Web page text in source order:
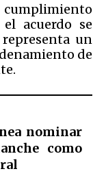
acuerdo se
un
de
nominar
como